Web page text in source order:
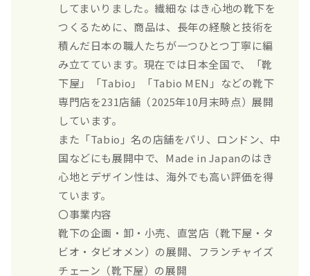
してまいりました。繊細な はき心地の靴下を
つくるために、商品は、長年の経験と技術を
積んだ日本の職人たちが一つひとつ丁寧に編
み立てています。現在では日本全国で、「靴
下屋」「Tabio」「Tabio MEN」などの靴下
専門店を231店舗（2025年10月末時点）展開
しています。
また「Tabio」名の店舗をパリ、ロンドン、中
国などにも展開中で、Made in Japanのはき
心地とデザイン性は、海外でも高い評価を得
ています。
〇事業内容
靴下の企画・卸・小売、直営店（靴下屋・タ
ビオ・タビオメン）の展開、フランチャイズ
チェーン（靴下屋）の展開